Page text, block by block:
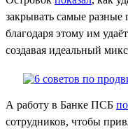
закрывать самые разные
благодаря этому им
создавая идеальный
А работу в Банке ПСБ
сотрудников, чтобы